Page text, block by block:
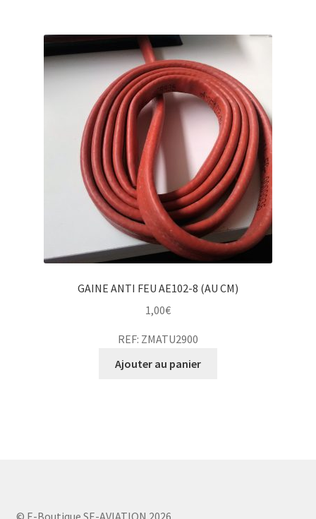
GAINE ANTI FEU AE102-8 (AU CM)
1,00€
REF: ZMATU2900
Ajouter au panier
© E-Boutique SE-AVIATION 2026